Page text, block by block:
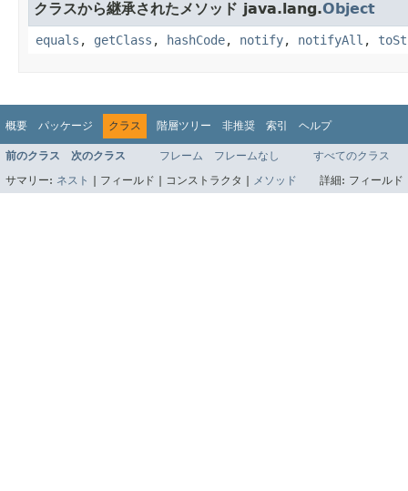
クラスから継承されたメソッド java.lang.Object
equals , getClass , hashCode, notify, notifyAll ,
概要 パッケージ クラス 階層ツリー 非推奨 索引 ヘルプ
前のクラス 次のクラス フレーム フレームなし
すべてのクラス
サマリー: ネスト フィールド | コンストラクタ | メソッド 詳細: フィール